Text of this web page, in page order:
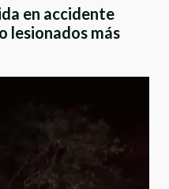
en accidente
lesionados más